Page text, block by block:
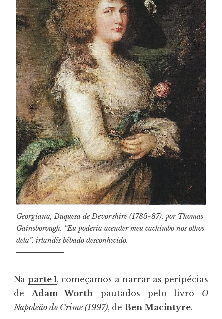
Georgiana, Duquesa de Devonshire (1785-87), por Thomas
Gainsborough. “Eu poderia acender meu cachimbo nos olhos
dela”, irlandês bêbado desconhecido.
Naparte 1, começamos a narrar as peripécias
deAdam Worth pautados pelo livro O
Napoleão do Crime (1997), de Ben Macintyre.